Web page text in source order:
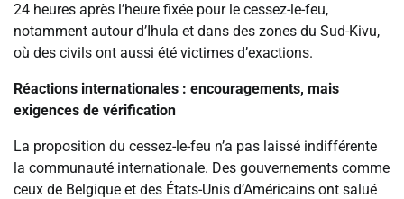
24 heures après l’heure fixée pour le cessez-le-feu,
notamment autour d’Ihula et dans des zones du Sud-Kivu,
où des civils ont aussi été victimes d’exactions.
Réactions internationales : encouragements, mais
exigences de vérification
La proposition du cessez-le-feu n’a pas laissé indifférente
la communauté internationale. Des gouvernements comme
ceux de Belgique et des États-Unis d’Américains ont salué